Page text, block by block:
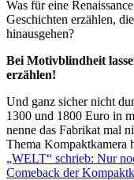
Was für eine
Geschichten erzählen,
hinausgehen?
Bei Motivblindheit
erzählen!
Und ganz sicher nicht
1300 und 1800 Euro in
nenne das Fabrikat mal
Thema Kompaktkamera
„WELT“ schrieb: Nur
Comeback der